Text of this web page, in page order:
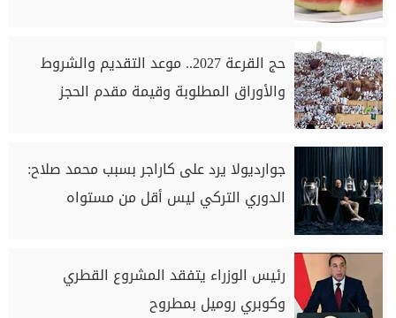
حج القرعة 2027.. موعد التقديم والشروط
والأوراق المطلوبة وقيمة مقدم الحجز
جوارديولا يرد على كاراجر بسبب محمد صلاح:
الدوري التركي ليس أقل من مستواه
رئيس الوزراء يتفقد المشروع القطري
وكوبري روميل بمطروح